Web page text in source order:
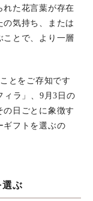
れた花言葉が存在
の気持ち、または
ことで、より一層
とをご存知です
ィラ」、9月3日の
の日ごとに象徴す
ギフトを選ぶの
選ぶ